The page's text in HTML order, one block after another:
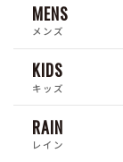
MENS
メンズ
KIDS
キッズ
RAIN
レイン